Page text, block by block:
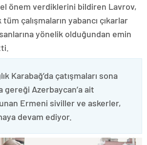
önem verdiklerini bildiren Lavrov,
çalışmaların yabancı çıkarlar
yönelik olduğundan emin
Karabağ’da çatışmaları sona
gereği Azerbaycan’a ait
Ermeni siviller ve askerler,
devam ediyor.